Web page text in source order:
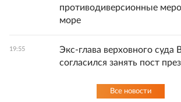
противодиверсионные
море
19:55
Экс-глава верховного суда
согласился занять пост
Все новости